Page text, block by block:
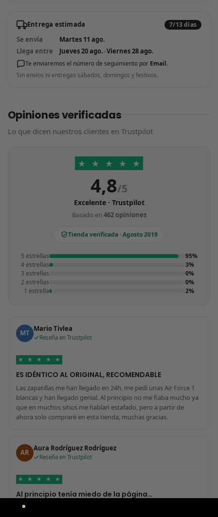
Entrega estimada 7/13 días
Se envía
Martes 11 ago.
Llega entre
Jueves 20 ago.–Viernes 28 ago.
Te enviaremos el número de seguimiento por Email.
Sin envíos ni entregas sábados, domingos y festivos.
Opiniones verificadas
Lo que dicen nuestros clientes en Trustpilot
★ ★ ★ ★ ★
4,8/5
Excelente · Trustpilot
Basado en 462 opiniones
Tienda verificada · Agosto 2019
5 estrellas
95%
4 estrellas
3%
3 estrellas
0%
2 estrellas
0%
1 estrella
2%
MT Mario Tivlea
Reseña en Trustpilot
★ ★ ★ ★ ★
ES IDÉNTICO AL ORIGINAL, RECOMENDABLE
Las zapatillas me han llegado en 24h, me pedí unas Air Force 1
blancas y han llegado genial. Al principio no me fiaba mucho ya
que en muchos sitios me habían estafado, pero a partir de
ahora solo compraré en esta tienda, muchas gracias.
AR Aura Rodríguez Rodríguez
Reseña en Trustpilot
★ ★ ★ ★ ★
Al principio tenía miedo de la página…
Al principio tenía miedo de la página por si era una estafa, pero